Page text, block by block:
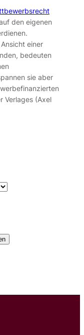
den eigenen
einer
bedeuten
sie aber
Verlages (Axel